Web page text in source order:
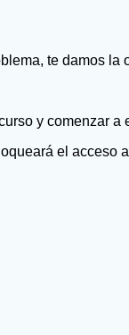
te damos
y comenzar a
el acceso